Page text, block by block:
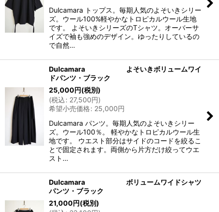
Dulcamara トップス。毎期人気のよそいきシリー
ズ。ウール100%軽やかなトロピカルウール生地
です。 よそいきシリーズのTシャツ。オーバーサ
イズで袖も強めのデザイン。ゆったりしているの
で自然…
Dulcamara よそいきボリュームワイ
ドパンツ・ブラック
25,000円(税別)
(税込: 27,500円)
希望小売価格: 25,000円
Dulcamara パンツ。毎期人気のよそいきシリー
ズ。ウール100％。 軽やかなトロピカルウール生
地です。 ウエスト部分はサイドのコードを絞るこ
とで固定されます。両側から片方だけ絞ってウエ
スト…
Dulcamara ボリュームワイドシャツ
パンツ・ブラック
21,000円(税別)